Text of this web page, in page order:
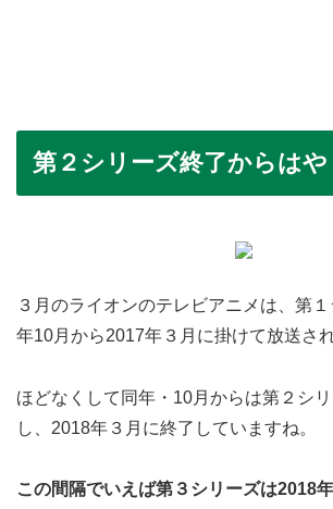
第２シリーズ終了からは
３月のライオンのテレビアニメは、第
年10月から2017年３月に掛けて放送され
ほどなくして同年・10月からは第２シ
し、2018年３月に終了していますね。
この間隔でいえば第３シリーズは2018